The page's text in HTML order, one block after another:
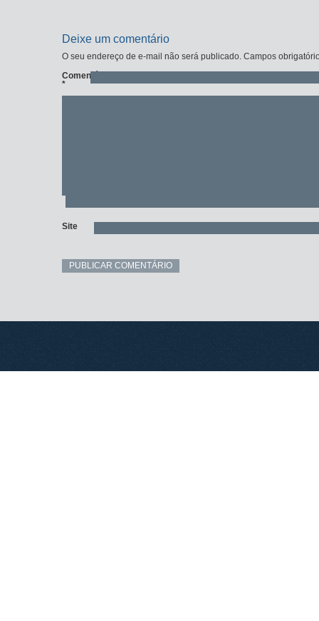
Deixe um comentário
O seu endereço de e-mail não será publicado. Campos
Comentário
*
Site